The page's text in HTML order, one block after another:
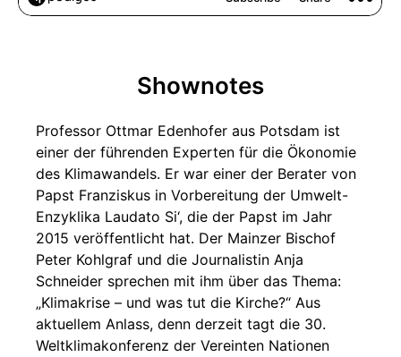
Shownotes
Professor Ottmar Edenhofer aus Potsdam ist
einer der führenden Experten für die Ökonomie
des Klimawandels. Er war einer der Berater von
Papst Franziskus in Vorbereitung der Umwelt-
Enzyklika Laudato Si‘, die der Papst im Jahr
2015 veröffentlicht hat. Der Mainzer Bischof
Peter Kohlgraf und die Journalistin Anja
Schneider sprechen mit ihm über das Thema:
„Klimakrise – und was tut die Kirche?“ Aus
aktuellem Anlass, denn derzeit tagt die 30.
Weltklimakonferenz der Vereinten Nationen